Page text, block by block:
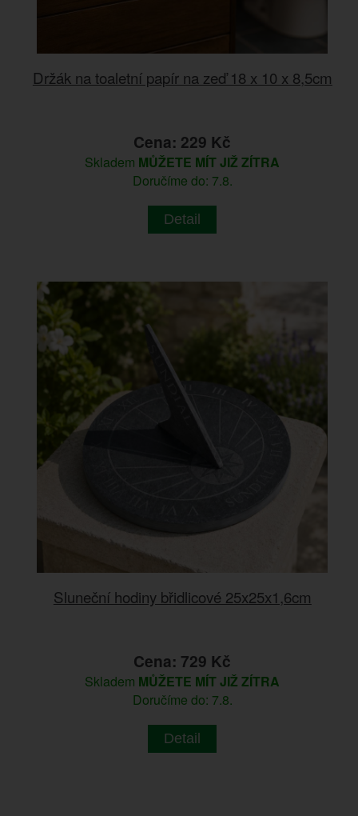
Držák na toaletní papír na zeď 18 x 10 x 8,5cm
Cena: 229 Kč
Skladem MŮŽETE MÍT JIŽ ZÍTRA
Doručíme do: 7.8.
Detail
Sluneční hodiny břidlicové 25x25x1,6cm
Cena: 729 Kč
Skladem MŮŽETE MÍT JIŽ ZÍTRA
Doručíme do: 7.8.
Detail